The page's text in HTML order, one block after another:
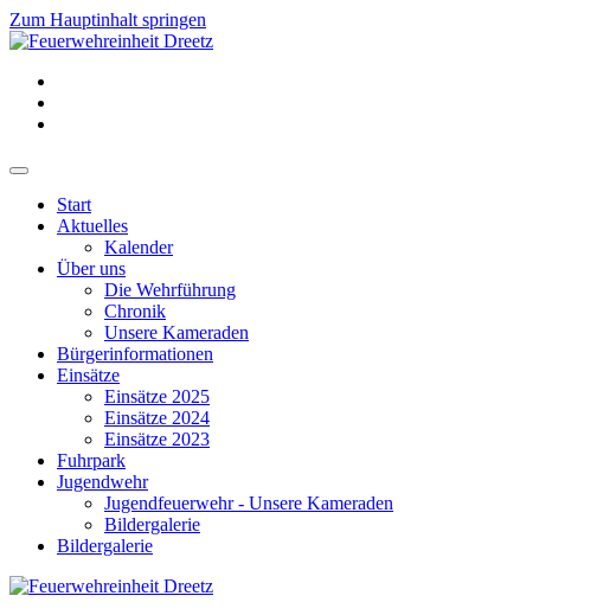
Zum Hauptinhalt springen
Start
Aktuelles
Kalender
Über uns
Die Wehrführung
Chronik
Unsere Kameraden
Bürgerinformationen
Einsätze
Einsätze 2025
Einsätze 2024
Einsätze 2023
Fuhrpark
Jugendwehr
Jugendfeuerwehr - Unsere Kameraden
Bildergalerie
Bildergalerie